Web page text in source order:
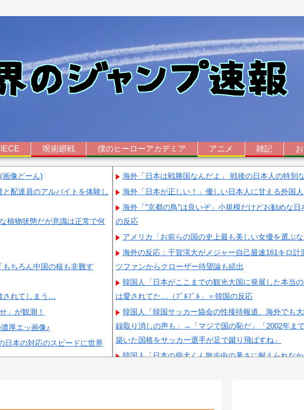
呪術廻戦 僕のヒーローアカデミア アニメ 雑記
像どーん)
配達員のアルバイトを体験し
植物状態だが意識は正常で何
ちろん中国の核も非難す
されてしまう…
」が観測！
厚エッ画像♪
日本の対応のスピードに世界
海外「日本は戦勝国なんだよ」 戦後の日本人の特別
海外「日本が正しい！」優しい日本人に甘える外国
海外「”京都の鳥”は良いぞ」小規模だけどお勧めな
の反応
アメリカ「お前らの国の史上最も美しい女優を選ぶな
海外の反応：千賀滉大がメジャー自己最速161キロ
ツファンからクローザー待望論も続出
韓国人「日本がここまでの観光大国に発展した本当
は愛されてた…（ﾌﾞﾙﾌﾞﾙ」＝韓国の反応
韓国人「韓国サッカー協会の性接待報道、海外でも
録取り消しの声も」→「マジで国の恥だ」「2002年ま
築いた国格をサッカー選手が足で蹴り飛ばすね」
韓国人「日本の柴犬くん散歩中の暑さに耐えられな